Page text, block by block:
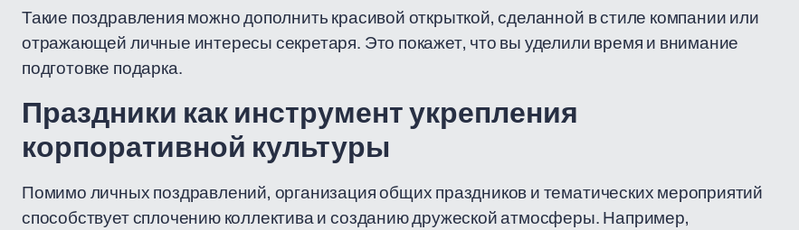
Такие поздравления можно дополнить красивой открыткой, сделанной в стиле компании или
отражающей личные интересы секретаря. Это покажет, что вы уделили время и внимание
подготовке подарка.
Праздники как инструмент укрепления
корпоративной культуры
Помимо личных поздравлений, организация общих праздников и тематических мероприятий
способствует сплочению коллектива и созданию дружеской атмосферы. Например,